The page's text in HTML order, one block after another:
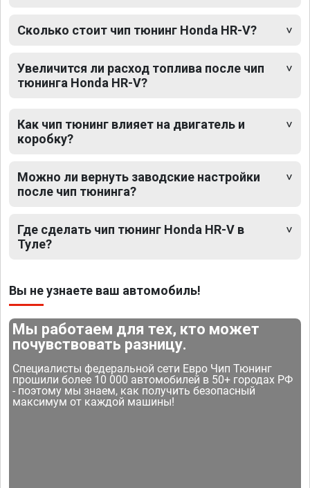
Сколько стоит чип тюнинг Honda HR-V?
Увеличится ли расход топлива после чип
тюнинга Honda HR-V?
Как чип тюнинг влияет на двигатель и
коробку?
Можно ли вернуть заводские настройки
после чип тюнинга?
Где сделать чип тюнинг Honda HR-V в
Туле?
Вы не узнаете ваш автомобиль!
Мы работаем для тех, кто может
почувствовать разницу.
Специалисты федеральной сети Евро Чип Тюнинг
прошили более 10 000 автомобилей в 50+ городах РФ
- поэтому мы знаем, как получить безопасный
максимум от каждой машины!